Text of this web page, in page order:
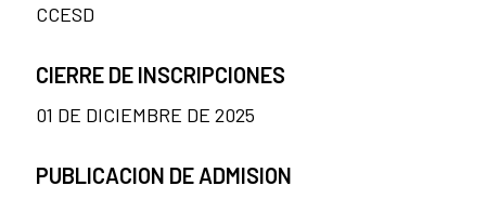
CCESD
CIERRE DE INSCRIPCIONES
01 DE DICIEMBRE DE 2025
PUBLICACION DE ADMISION